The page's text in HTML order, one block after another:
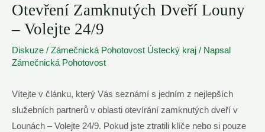
Otevření Zamknutých Dveří Louny
– Volejte 24/9
Diskuze / Zámečnická Pohotovost Ústecký kraj / Napsal
Zámečnická Pohotovost
Vítejte v článku, který Vás seznámí s jedním z nejlepších
služebních partnerů v oblasti otevírání zamknutých dveří v
Lounách – Volejte 24/9. Pokud jste ztratili klíče nebo si pouze